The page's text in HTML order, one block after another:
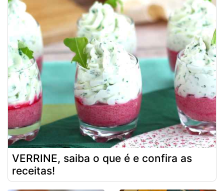
VERRINE, saiba o que é e confira as
receitas!